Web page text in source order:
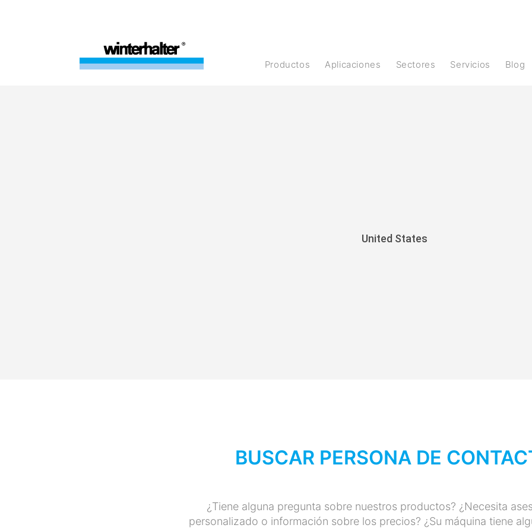
Productos Aplicaciones Sectores Servicios Blog
United States
United States
BUSCAR PERSONA DE
¿Tiene alguna pregunta sobre nuestros productos? ¿Necesita
personalizado o información sobre los precios? ¿Su máquina tiene